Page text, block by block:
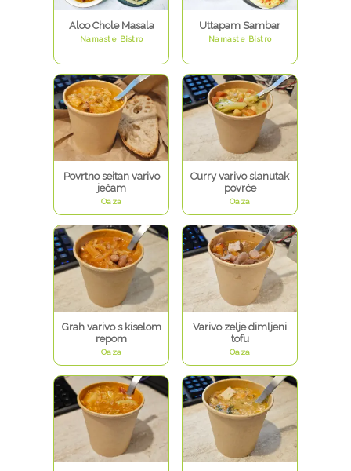
Aloo Chole Masala
Namaste Bistro
Uttapam Sambar
Namaste Bistro
Povrtno seitan varivo
ječam
Oaza
Curry varivo slanutak
povrće
Oaza
Grah varivo s kiselom
repom
Oaza
Varivo zelje dimljeni
tofu
Oaza